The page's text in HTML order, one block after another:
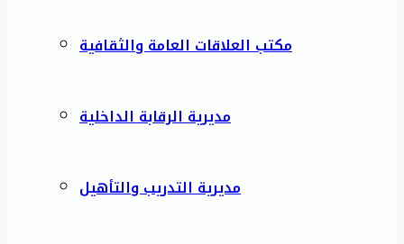
مكتب العلاقات العامة والثقافية
مديرية الرقابة الداخلية
مديرية التدريب والتأهيل